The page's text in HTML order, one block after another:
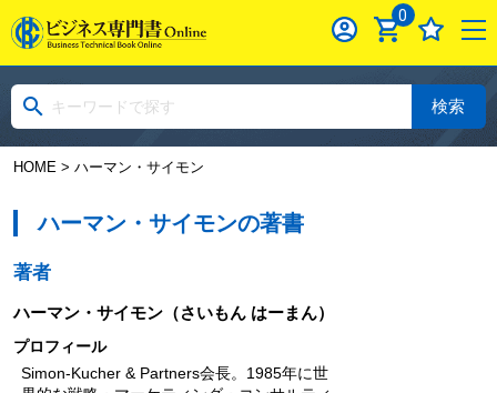
0
検索
HOME> ハーマン・サイモン
ハーマン・サイモンの著書
著者
ハーマン・サイモン（さいもん はーまん）
プロフィール
Simon-Kucher & Partners会長。1985年に世